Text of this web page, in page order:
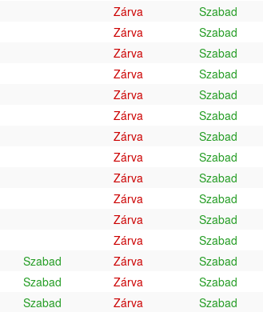
Zárva Szabad
Zárva Szabad
Zárva Szabad
Zárva Szabad
Zárva Szabad
Zárva Szabad
Zárva Szabad
Zárva Szabad
Zárva Szabad
Zárva Szabad
Zárva Szabad
Zárva Szabad
Szabad Zárva Szabad
Szabad Zárva Szabad
Szabad Zárva Szabad